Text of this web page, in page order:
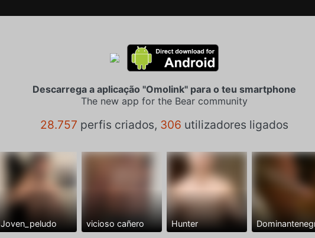
Descarrega a aplicação "Omolink" para o teu smartphone
The new app for the Bear community
28.757 perfis criados, 306 utilizadores ligados
Joven_peludo vicioso cañero Hunter